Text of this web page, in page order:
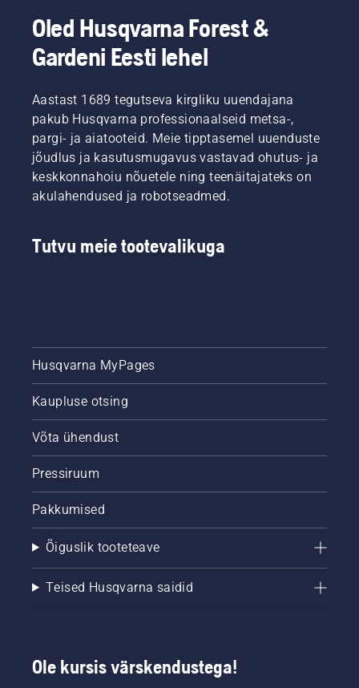
Oled Husqvarna Forest &
Gardeni Eesti lehel
Aastast 1689 tegutseva kirgliku uuendajana
pakub Husqvarna professionaalseid metsa-,
pargi- ja aiatooteid. Meie tipptasemel uuenduste
jõudlus ja kasutusmugavus vastavad ohutus- ja
keskkonnahoiu nõuetele ning teenäitajateks on
akulahendused ja robotseadmed.
Tutvu meie tootevalikuga
Husqvarna MyPages
Kaupluse otsing
Võta ühendust
Pressiruum
Pakkumised
Õiguslik tooteteave
Teised Husqvarna saidid
Ole kursis värskendustega!